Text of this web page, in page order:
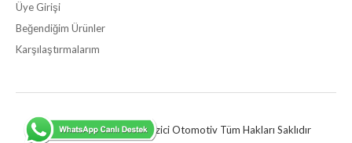
Üye Girişi
Beğendiğim Ürünler
Karşılaştırmalarım
COPYRİGHT © 2020 Gezici Otomotiv Tüm Hakları Saklıdır